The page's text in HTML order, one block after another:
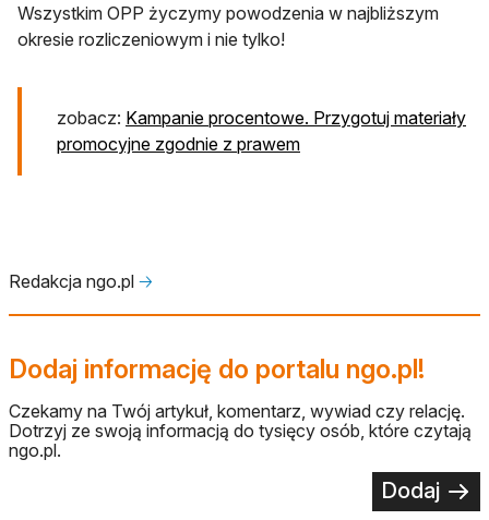
Wszystkim OPP życzymy powodzenia w najbliższym
okresie rozliczeniowym i nie tylko!
zobacz: Kampanie procentowe. Przygotuj materiały
promocyjne zgodnie z prawem
Redakcja ngo.pl 🡢
Dodaj informację do portalu ngo.pl!
Czekamy na Twój artykuł, komentarz, wywiad czy relację.
Dotrzyj ze swoją informacją do tysięcy osób, które czytają
ngo.pl.
Dodaj